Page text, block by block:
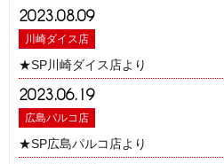
2023.08.09
川崎ダイス店
★SP川崎ダイス店より
2023.06.19
広島パルコ店
★SP広島パルコ店より